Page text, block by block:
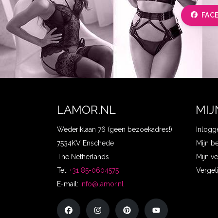
LAMOR.NL
Wederiklaan 76 (geen bezoekadres!)
7534KV Enschede
The Netherlands
Tel: +31 85-0604575
E-mail: info@lamor.nl
Mijn
Mijn